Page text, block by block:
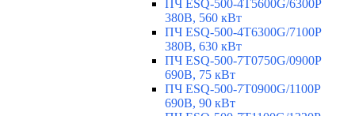
ПЧ ESQ-500-4T5600G/6300P
380В, 560 кВт
ПЧ ESQ-500-4T6300G/7100P
380В, 630 кВт
ПЧ ESQ-500-7T0750G/0900P
690В, 75 кВт
ПЧ ESQ-500-7T0900G/1100P
690В, 90 кВт